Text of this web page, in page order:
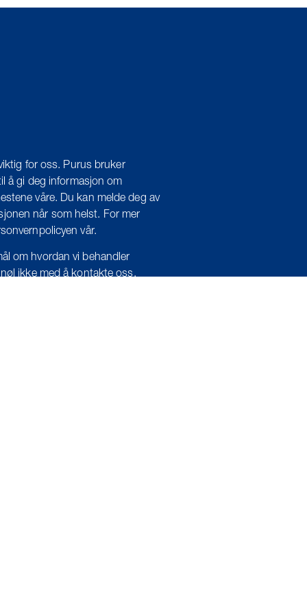
for oss. Purus bruker
å gi deg informasjon om
våre. Du kan melde deg av
når som helst. For mer
vår.
om hvordan vi behandler
ikke med å kontakte oss.